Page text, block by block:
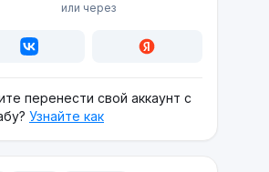
или через
перенести свой аккаунт с
Узнайте как